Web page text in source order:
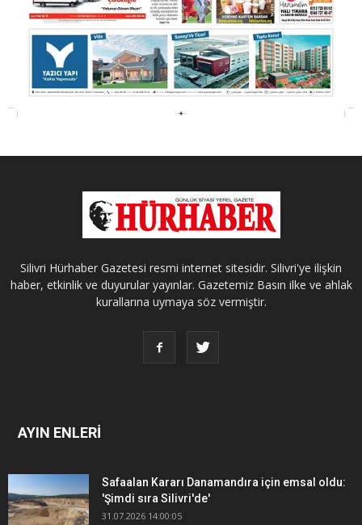
Silivri Hürhaber Gazetesi resmi internet sitesidir. Silivri'ye ilişkin
haber, etkinlik ve duyurular yayınlar. Gazetemiz Basın ilke ve ahlak
kurallarına uymaya söz vermiştir.
AYIN ENLERİ
Safaalan Kararı Danamandıra için emsal oldu:
'Şimdi sıra Silivri'de'
31.07.2026 14:00:05